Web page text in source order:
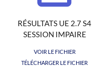
RÉSULTATS UE 2.7 S4
SESSION IMPAIRE
VOIR LE FICHIER
TÉLÉCHARGER LE FICHIER